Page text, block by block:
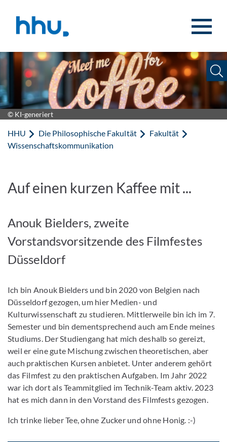
© KI-generiert
HHU Die Philosophische Fakultät
Fakultät
Wissenschaftskommunikation
Auf einen kurzen Kaffee mit ...
Anouk Bielders, zweite
Vorstandsvorsitzende des Filmfestes
Düsseldorf
Ich bin Anouk Bielders und bin 2020 von Belgien nach
Düsseldorf gezogen, um hier Medien- und
Kulturwissenschaft zu studieren. Mittlerweile bin ich im 7.
Semester und bin dementsprechend auch am Ende meines
Studiums. Der Studiengang hat mich deshalb so gereizt,
weil er eine gute Mischung zwischen theoretischen, aber
auch praktischen Kursen anbietet. Unter anderem gehört
das Filmfest zu den praktischen Aufgaben. Im Jahr 2022
war ich dort als Teammitglied im Technik-Team aktiv. 2023
hat es mich dann in den Vorstand des Filmfests gezogen.
Ich trinke lieber Tee, ohne Zucker und ohne Honig. :-)